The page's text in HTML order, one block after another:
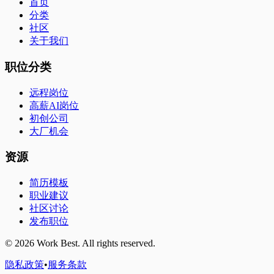
首页
分类
社区
关于我们
职位分类
远程岗位
高薪AI岗位
初创公司
大厂机会
资源
简历模板
职业建议
社区讨论
发布职位
© 2026 Work Best. All rights reserved.
隐私政策•服务条款